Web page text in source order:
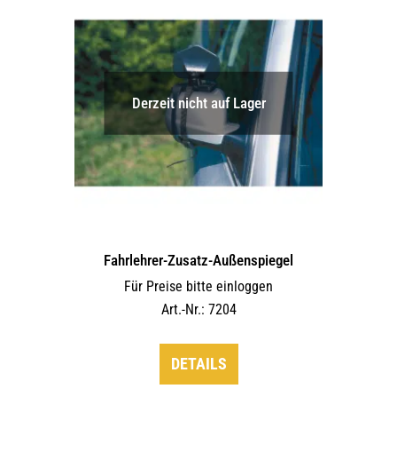
Derzeit nicht auf Lager
Fahrlehrer-Zusatz-Außen­spiegel
Für Preise bitte einloggen
Art.-Nr.: 7204
DETAILS